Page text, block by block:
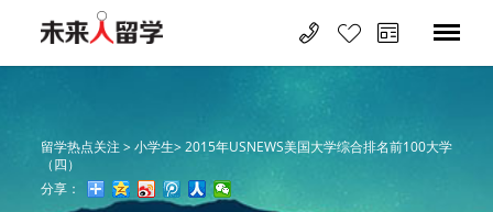
留学热点关注 >小学生>2015年USNEWS美国大学综合排名前100大学
（四）
分享：